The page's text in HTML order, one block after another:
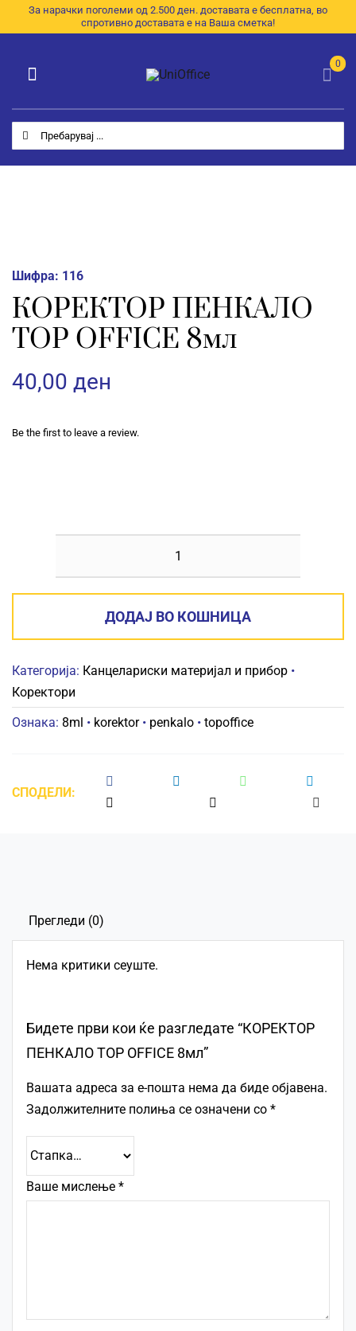
to
За нарачки поголеми од 2.500 ден. доставата е бесплатна, во
спротивно доставата е на Ваша сметка!
Search
for:
0
Toggle
Navigation
Категории
Почетна
E-Каталог
Контакт
Шифра: 116
КОРЕКТОР ПЕНКАЛО
TOP OFFICE 8мл
40,00 ден
Be the first to leave a review.
TOP
количина
ДОДАЈ ВО КОШНИЦА
Категорија: Канцелариски материјал и прибор•
Коректори
Ознака: 8ml • korektor• penkalo• topoffice
СПОДЕЛИ:
Прегледи (0)
Нема критики сеуште.
Бидете први кои ќе разгледате “КОРЕКТОР
ПЕНКАЛО TOP OFFICE 8мл”
Вашата адреса за е-пошта нема да биде објавена.
Задолжителните полиња се означени со *
Ваше мислење *